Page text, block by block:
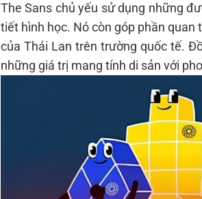
The Sans chủ yếu sử dụng những
tiết hình học. Nó còn góp phần
của Thái Lan trên trường quốc tế.
những giá trị mang tính di sản với